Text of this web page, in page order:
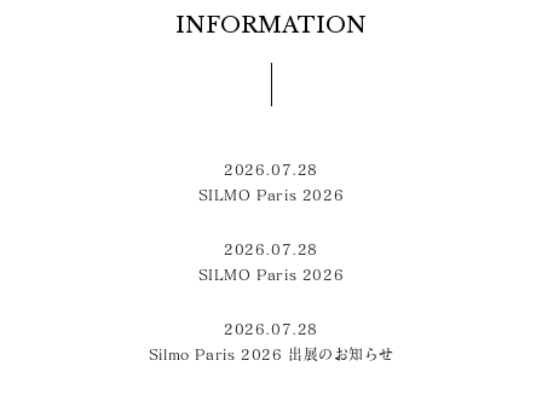
INFORMATION
2026.07.28
SILMO Paris 2026
2026.07.28
SILMO Paris 2026
2026.07.28
Silmo Paris 2026 出展のお知らせ